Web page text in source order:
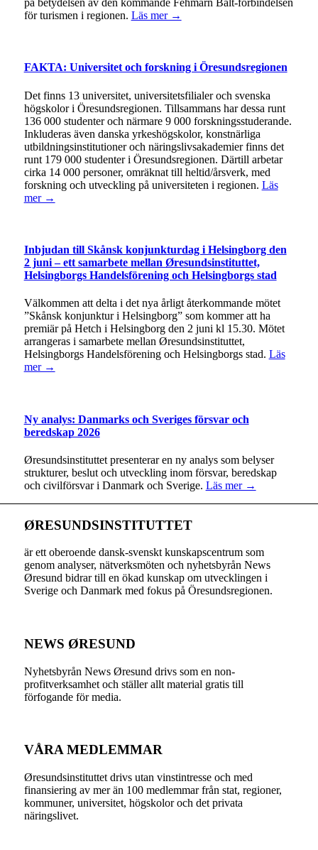
på betydelsen av den kommande Fehmarn Bält-förbindelsen
för turismen i regionen. Läs mer →
FAKTA: Universitet och forskning i Öresundsregionen
Det finns 13 universitet, universitetsfilialer och svenska
högskolor i Öresundsregionen. Tillsammans har dessa runt
136 000 studenter och närmare 9 000 forskningsstuderande.
Inkluderas även danska yrkeshögskolor, konstnärliga
utbildningsinstitutioner och näringslivsakademier finns det
runt 179 000 studenter i Öresundsregionen. Därtill arbetar
cirka 14 000 personer, omräknat till heltid/årsverk, med
forskning och utveckling på universiteten i regionen. Läs
mer →
Inbjudan till Skånsk konjunkturdag i Helsingborg den
2 juni – ett samarbete mellan Øresundsinstituttet,
Helsingborgs Handelsförening och Helsingborgs stad
Välkommen att delta i det nya årligt återkommande mötet
”Skånsk konjunktur i Helsingborg” som kommer att ha
premiär på Hetch i Helsingborg den 2 juni kl 15.30. Mötet
arrangeras i samarbete mellan Øresundsinstituttet,
Helsingborgs Handelsförening och Helsingborgs stad. Läs
mer →
Ny analys: Danmarks och Sveriges försvar och
beredskap 2026
Øresundsinstituttet presenterar en ny analys som belyser
strukturer, beslut och utveckling inom försvar, beredskap
och civilförsvar i Danmark och Sverige. Läs mer →
ØRESUNDSINSTITUTTET
är ett oberoende dansk-svenskt kunskapscentrum som
genom analyser, nätverksmöten och nyhetsbyrån News
Øresund bidrar till en ökad kunskap om utvecklingen i
Sverige och Danmark med fokus på Öresundsregionen.
NEWS ØRESUND
Nyhetsbyrån News Øresund drivs som en non-
profitverksamhet och ställer allt material gratis till
förfogande för media.
VÅRA MEDLEMMAR
Øresundsinstituttet drivs utan vinst­intresse och med
finansiering av mer än 100 medlemmar från stat, regioner,
kommuner, universitet, högskolor och det privata
näringslivet.